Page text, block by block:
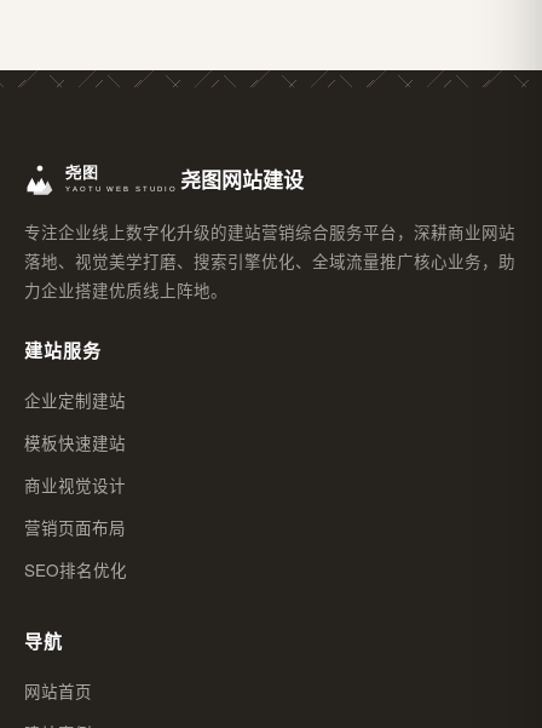
尧图网站建设
专注企业线上数字化升级的建站营销综合服务平台，深耕商业网站
落地、视觉美学打磨、搜索引擎优化、全域流量推广核心业务，助
力企业搭建优质线上阵地。
建站服务
企业定制建站
模板快速建站
商业视觉设计
营销页面布局
SEO排名优化
导航
网站首页